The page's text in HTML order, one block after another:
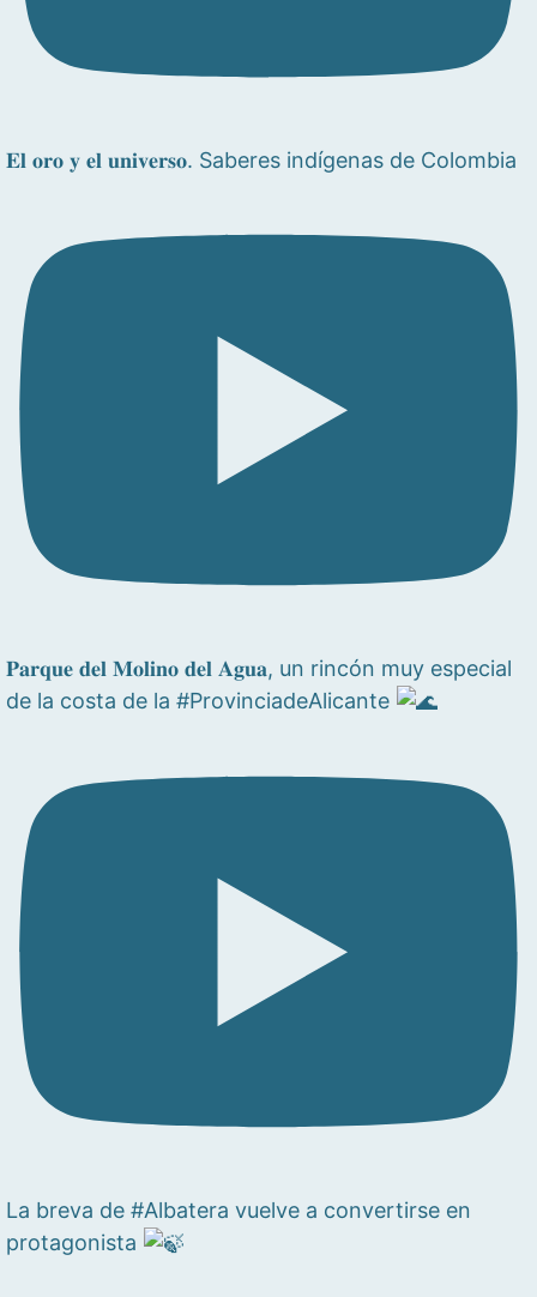
𝐄𝐥 𝐨𝐫𝐨 𝐲 𝐞𝐥 𝐮𝐧𝐢𝐯𝐞𝐫𝐬𝐨. Saberes indígenas de Colombia
𝐏𝐚𝐫𝐪𝐮𝐞 𝐝𝐞𝐥 𝐌𝐨𝐥𝐢𝐧𝐨 𝐝𝐞𝐥 𝐀𝐠𝐮𝐚, un rincón muy especial
de la costa de la #ProvinciadeAlicante
La breva de #Albatera vuelve a convertirse en
protagonista